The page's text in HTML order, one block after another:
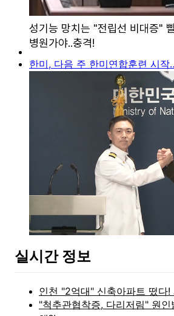
한미, 다음 주 한미연합훈련 시
실시간 정보